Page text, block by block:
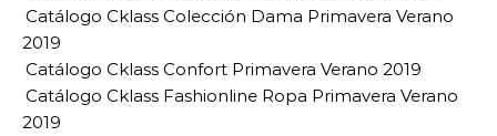
Catálogo Cklass Colección Dama Primavera Verano
2019
Catálogo Cklass Confort Primavera Verano 2019
Catálogo Cklass Fashionline Ropa Primavera Verano
2019